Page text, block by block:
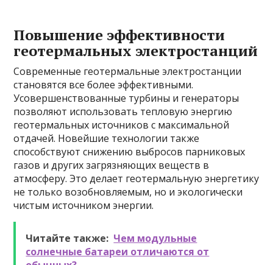
Повышение эффективности
геотермальных электростанций
Современные геотермальные электростанции
становятся все более эффективными.
Усовершенствованные турбины и генераторы
позволяют использовать тепловую энергию
геотермальных источников с максимальной
отдачей. Новейшие технологии также
способствуют снижению выбросов парниковых
газов и других загрязняющих веществ в
атмосферу. Это делает геотермальную энергетику
не только возобновляемым, но и экологически
чистым источником энергии.
Читайте также: Чем модульные
солнечные батареи отличаются от